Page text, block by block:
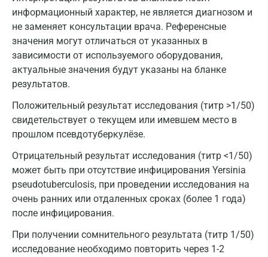
информационный характер, не является диагнозом и
не заменяет консультации врача. Референсные
значения могут отличаться от указанных в
зависимости от используемого оборудования,
актуальные значения будут указаны на бланке
результатов.
Положительный результат исследования (титр >1/50)
свидетельствует о текущем или имевшем место в
прошлом псевдотуберкулёзе.
Отрицательный результат исследования (титр <1/50)
может быть при отсутствие инфицирования Yersinia
pseudotuberculosis, при проведении исследования на
очень ранних или отдаленных сроках (более 1 года)
после инфицирования.
При получении сомнительного результата (титр 1/50)
исследование необходимо повторить через 1-2
Санкт-Петербург
Нижний Новгород
Казань
Альметьевск
Апрелевка
Армавир
Астрахань
Балашиха
Барнаул